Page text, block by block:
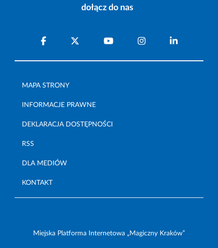
dołącz do nas
MAPA STRONY
INFORMACJE PRAWNE
DEKLARACJA DOSTĘPNOŚCI
RSS
DLA MEDIÓW
KONTAKT
Miejska Platforma Internetowa „Magiczny Kraków”